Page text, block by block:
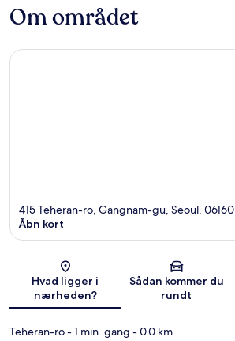
Om området
Kort
415 Teheran-ro, Gangnam-gu, Seoul, 06160
Åbn kort
Hvad ligger i
nærheden?
Sådan kommer du
rundt
Teheran-ro- 1 min. gang - 0.0 km